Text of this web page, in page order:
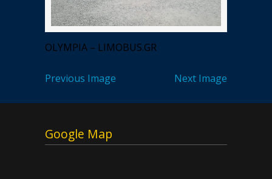
OLYMPIA – LIMOBUS.GR
Previous Image Next Image
Google Map